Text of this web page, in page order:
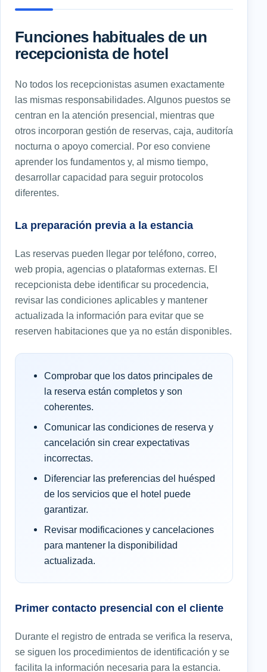
Funciones habituales de un
recepcionista de hotel
No todos los recepcionistas asumen exactamente
las mismas responsabilidades. Algunos puestos se
centran en la atención presencial, mientras que
otros incorporan gestión de reservas, caja, auditoría
nocturna o apoyo comercial. Por eso conviene
aprender los fundamentos y, al mismo tiempo,
desarrollar capacidad para seguir protocolos
diferentes.
La preparación previa a la estancia
Las reservas pueden llegar por teléfono, correo,
web propia, agencias o plataformas externas. El
recepcionista debe identificar su procedencia,
revisar las condiciones aplicables y mantener
actualizada la información para evitar que se
reserven habitaciones que ya no están disponibles.
Comprobar que los datos principales de
la reserva están completos y son
coherentes.
Comunicar las condiciones de reserva y
cancelación sin crear expectativas
incorrectas.
Diferenciar las preferencias del huésped
de los servicios que el hotel puede
garantizar.
Revisar modificaciones y cancelaciones
para mantener la disponibilidad
actualizada.
Primer contacto presencial con el cliente
Durante el registro de entrada se verifica la reserva,
se siguen los procedimientos de identificación y se
facilita la información necesaria para la estancia.